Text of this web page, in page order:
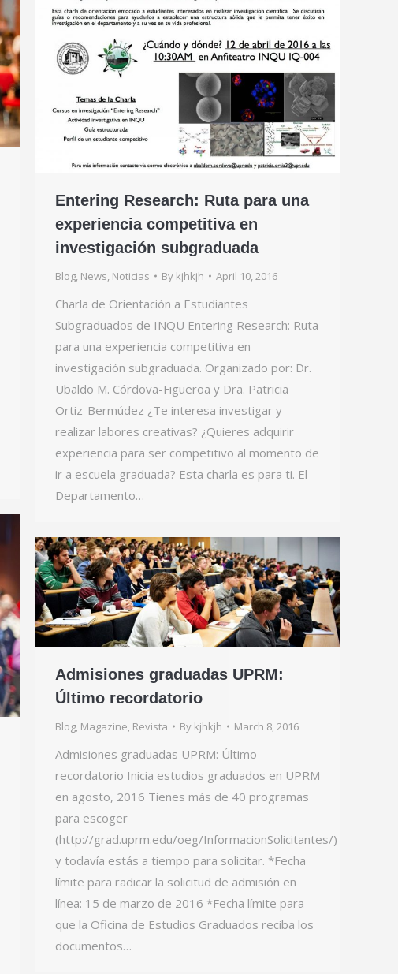
Entering Research: Ruta para una
experiencia competitiva en
investigación subgraduada
Blog, News, Noticias By kjhkjh April 10, 2016
Charla de Orientación a Estudiantes
Subgraduados de INQU Entering Research: Ruta
para una experiencia competitiva en
investigación subgraduada. Organizado por: Dr.
Ubaldo M. Córdova-Figueroa y Dra. Patricia
Ortiz-Bermúdez ¿Te interesa investigar y
realizar labores creativas? ¿Quieres adquirir
experiencia para ser competitivo al momento de
ir a escuela graduada? Esta charla es para ti. El
Departamento…
Admisiones graduadas UPRM:
Último recordatorio
Blog, Magazine, Revista By kjhkjh March 8, 2016
Admisiones graduadas UPRM: Último
recordatorio Inicia estudios graduados en UPRM
en agosto, 2016 Tienes más de 40 programas
para escoger
(http://grad.uprm.edu/oeg/InformacionSolicitantes/)
y todavía estás a tiempo para solicitar. *Fecha
límite para radicar la solicitud de admisión en
línea: 15 de marzo de 2016 *Fecha límite para
que la Oficina de Estudios Graduados reciba los
documentos…